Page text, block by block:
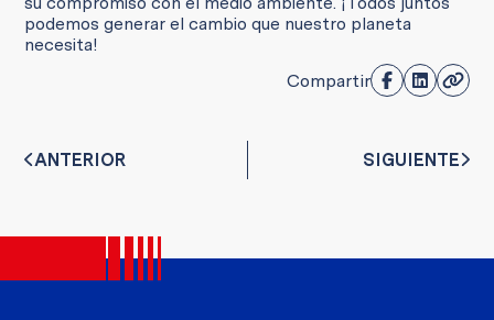
podemos generar el cambio que nuestro planeta
necesita!
Compartir
ANTERIOR SIGUIENTE